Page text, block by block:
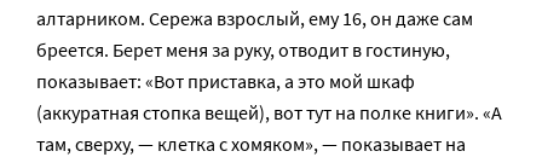
алтарником. Сережа взрослый, ему 16, он даже сам
бреется. Берет меня за руку, отводит в гостиную,
показывает: «Вот приставка, а это мой шкаф
(аккуратная стопка вещей), вот тут на полке книги». «А
там, сверху, — клетка с хомяком», — показывает на